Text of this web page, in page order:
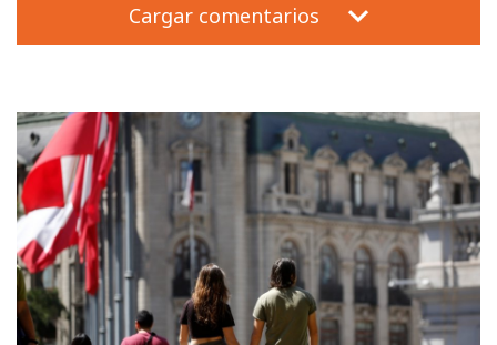
Cargar comentarios